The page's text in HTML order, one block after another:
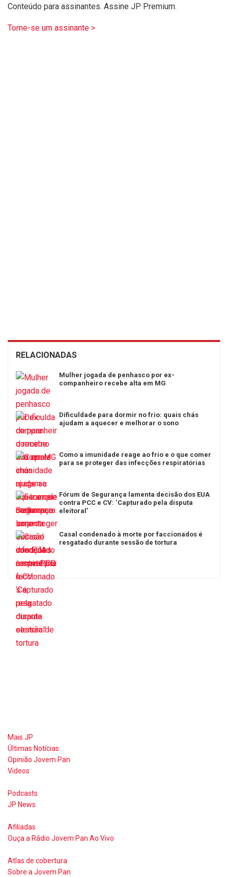
Conteúdo para assinantes. Assine JP Premium.
Torne-se um assinante >
RELACIONADAS
Mulher jogada de penhasco por ex-
companheiro recebe alta em MG
Dificuldade para dormir no frio: quais chás
ajudam a aquecer e melhorar o sono
Como a imunidade reage ao frio e o que comer
para se proteger das infecções respiratórias
Fórum de Segurança lamenta decisão dos EUA
contra PCC e CV: ‘Capturado pela disputa
eleitoral’
Casal condenado à morte por faccionados é
resgatado durante sessão de tortura
Mais JP
Últimas Notícias
Opinião Jovem Pan
Videos
Podcasts
JP News
Afiliadas
Ouça a Rádio Jovem Pan Ao Vivo
Atlas de cobertura
Sobre a Jovem Pan